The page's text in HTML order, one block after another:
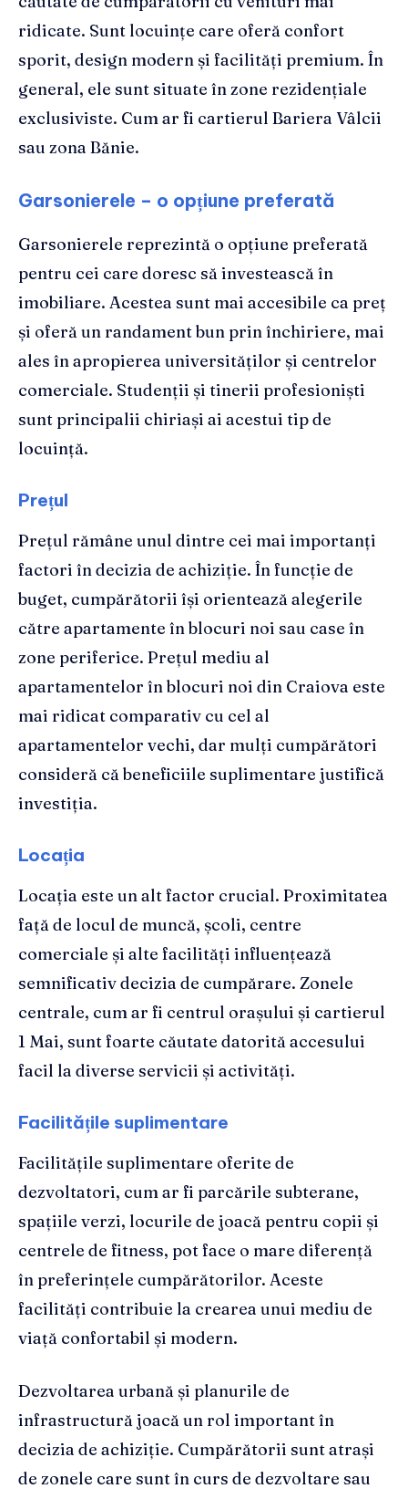
ridicate. Sunt locuințe care oferă confort
sporit, design modern și facilități premium. În
general, ele sunt situate în zone rezidențiale
exclusiviste. Cum ar fi cartierul Bariera Vâlcii
sau zona Bănie.
Garsonierele – o opțiune preferată
Garsonierele reprezintă o opțiune preferată
pentru cei care doresc să investească în
imobiliare. Acestea sunt mai accesibile ca preț
și oferă un randament bun prin închiriere, mai
ales în apropierea universităților și centrelor
comerciale. Studenții și tinerii profesioniști
sunt principalii chiriași ai acestui tip de
locuință.
Prețul
Prețul rămâne unul dintre cei mai importanți
factori în decizia de achiziție. În funcție de
buget, cumpărătorii își orientează alegerile
către apartamente în blocuri noi sau case în
zone periferice. Prețul mediu al
apartamentelor în blocuri noi din Craiova este
mai ridicat comparativ cu cel al
apartamentelor vechi, dar mulți cumpărători
consideră că beneficiile suplimentare justifică
investiția.
Locația
Locația este un alt factor crucial. Proximitatea
față de locul de muncă, școli, centre
comerciale și alte facilități influențează
semnificativ decizia de cumpărare. Zonele
centrale, cum ar fi centrul orașului și cartierul
1 Mai, sunt foarte căutate datorită accesului
facil la diverse servicii și activități.
Facilitățile suplimentare
Facilitățile suplimentare oferite de
dezvoltatori, cum ar fi parcările subterane,
spațiile verzi, locurile de joacă pentru copii și
centrele de fitness, pot face o mare diferență
în preferințele cumpărătorilor. Aceste
facilități contribuie la crearea unui mediu de
viață confortabil și modern.
Dezvoltarea urbană și planurile de
infrastructură joacă un rol important în
decizia de achiziție. Cumpărătorii sunt atrași
de zonele care sunt în curs de dezvoltare sau